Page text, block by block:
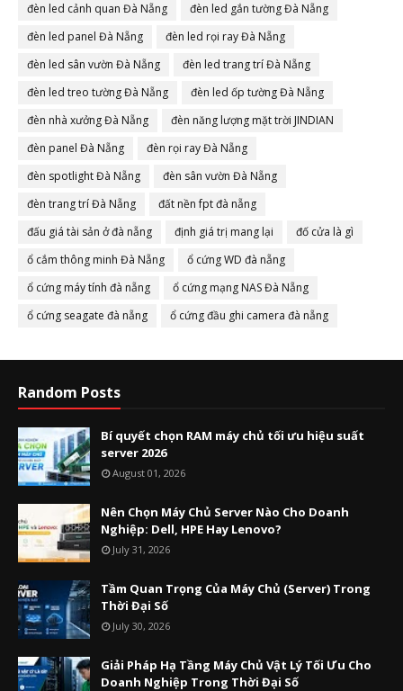
đèn led cảnh quan Đà Nẵng
đèn led gắn tường Đà Nẵng
đèn led panel Đà Nẵng
đèn led rọi ray Đà Nẵng
đèn led sân vườn Đà Nẵng
đèn led trang trí Đà Nẵng
đèn led treo tường Đà Nẵng
đèn led ốp tường Đà Nẵng
đèn nhà xưởng Đà Nẵng
đèn năng lượng mặt trời JINDIAN
đèn panel Đà Nẵng
đèn rọi ray Đà Nẵng
đèn spotlight Đà Nẵng
đèn sân vườn Đà Nẵng
đèn trang trí Đà Nẵng
đất nền fpt đà nẵng
đấu giá tài sản ở đà nẵng
định giá trị mang lại
đố cửa là gì
ổ cắm thông minh Đà Nẵng
ổ cứng WD đà nẵng
ổ cứng máy tính đà nẵng
ổ cứng mạng NAS Đà Nẵng
ổ cứng seagate đà nẵng
ổ cứng đầu ghi camera đà nẵng
Random Posts
Bí quyết chọn RAM máy chủ tối ưu hiệu suất
server 2026
August 01, 2026
Nên Chọn Máy Chủ Server Nào Cho Doanh
Nghiệp: Dell, HPE Hay Lenovo?
July 31, 2026
Tầm Quan Trọng Của Máy Chủ (Server) Trong
Thời Đại Số
July 30, 2026
Giải Pháp Hạ Tầng Máy Chủ Vật Lý Tối Ưu Cho
Doanh Nghiệp Trong Thời Đại Số